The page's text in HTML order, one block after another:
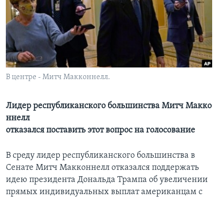
Learning English
СОЦИАЛЬНЫЕ СЕТИ
В центре - Митч Макконнелл.
Лидер республиканского большинства Митч Макко
ннелл
отказался поставить этот вопрос на голосование
В среду лидер республиканского большинства в
Сенате Митч Макконнелл отказался поддержать
идею президента Дональда Трампа об увеличении
прямых индивидуальных выплат американцам с